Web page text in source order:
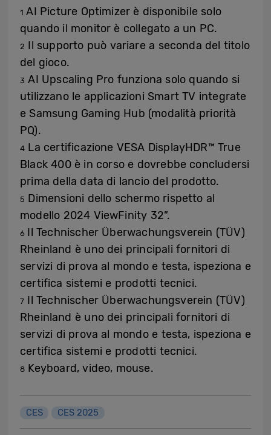
1AI Picture Optimizer è disponibile solo
quando il monitor è collegato a un PC.
2 Il supporto può variare a seconda del titolo
del gioco.
3 AI Upscaling Pro funziona solo quando si
utilizzano le applicazioni Smart TV integrate
e Samsung Gaming Hub (modalità priorità
PQ).
4 La certificazione VESA DisplayHDR™ True
Black 400 è in corso e dovrebbe concludersi
prima della data di lancio del prodotto.
5 Dimensioni dello schermo rispetto al
modello 2024 ViewFinity 32”.
6 Il Technischer Überwachungsverein (TÜV)
Rheinland è uno dei principali fornitori di
servizi di prova al mondo e testa, ispeziona e
certifica sistemi e prodotti tecnici.
7 Il Technischer Überwachungsverein (TÜV)
Rheinland è uno dei principali fornitori di
servizi di prova al mondo e testa, ispeziona e
certifica sistemi e prodotti tecnici.
8 Keyboard, video, mouse.
CES CES 2025